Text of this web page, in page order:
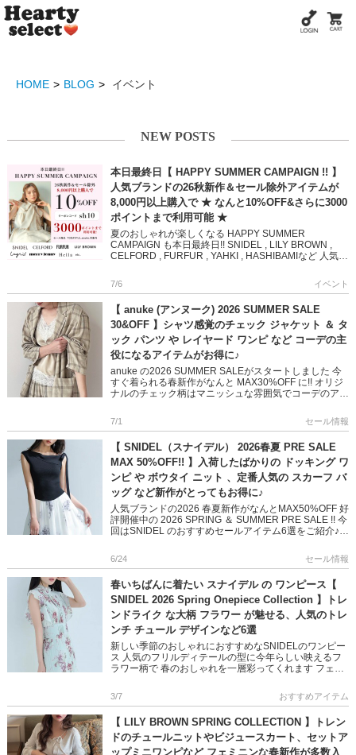
HOME BLOG イベント
NEW POSTS
本日最終日【 HAPPY SUMMER CAMPAIGN !! 】
人気ブランドの26秋新作＆セール除外アイテムが
8,000円以上購入で ★ なんと10%OFF&さらに3000
ポイントまで利用可能 ★
夏のおしゃれが楽しくなる HAPPY SUMMER
CAMPAIGN も本日最終日!! SNIDEL , LILY BROWN ,
CELFORD , FURFUR , YAHKI , HASHIBAMIなど 人気ブ
7/6 イベント
【 anuke (アンヌーク) 2026 SUMMER SALE
30&OFF 】シャツ感覚のチェック ジャケット ＆ タ
ック パンツ や レイヤード ワンピ など コーデの主
役になるアイテムがお得に♪
anuke の2026 SUMMER SALEがスタートしました 今
すぐ着られる春新作がなんと MAX30%OFF に!! オリジ
ナルのチェック柄はマニッシュな雰囲気でコーデのアク
7/1 セール情報
【 SNIDEL（スナイデル） 2026春夏 PRE SALE
MAX 50%OFF!! 】入荷したばかりの ドッキング ワ
ンピ や ボウタイ ニット 、定番人気の スカーフ バ
ッグ など新作がとってもお得に♪
人気ブランドの2026 春夏新作がなんとMAX50%OFF 好
評開催中の 2026 SPRING ＆ SUMMER PRE SALE !! 今
回はSNIDEL のおすすめセールアイテム6選をご紹介♪
6/24 セール情報
春いちばんに着たい スナイデル の ワンピース【
SNIDEL 2026 Spring Onepiece Collection 】トレ
ンドライク な大柄 フラワー が魅せる、人気のトレ
ンチ チュール デザインなど6選
新しい季節のおしゃれにおすすめなSNIDELのワンピー
ス 人気のフリルディテールの型に今年らしい映えるフ
ラワー柄で 春のおしゃれを一層彩ってくれます フェミ
先のブーティー […]
3/7 おすすめアイテム
【 LILY BROWN SPRING COLLECTION 】トレン
ドのチュールニットやビジュースカート、セットア
ップミニワンピなど フェミニンな春新作が多数入